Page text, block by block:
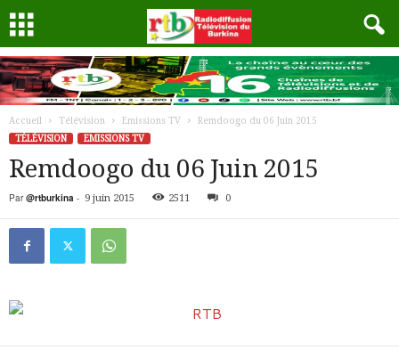
Accueil Télévision Emissions TV
Remdoogo du 06 Juin 2015
TÉLÉVISION
EMISSIONS TV
Remdoogo du 06 Juin 2015
Par @rtburkina - 9 juin 2015 2511 0